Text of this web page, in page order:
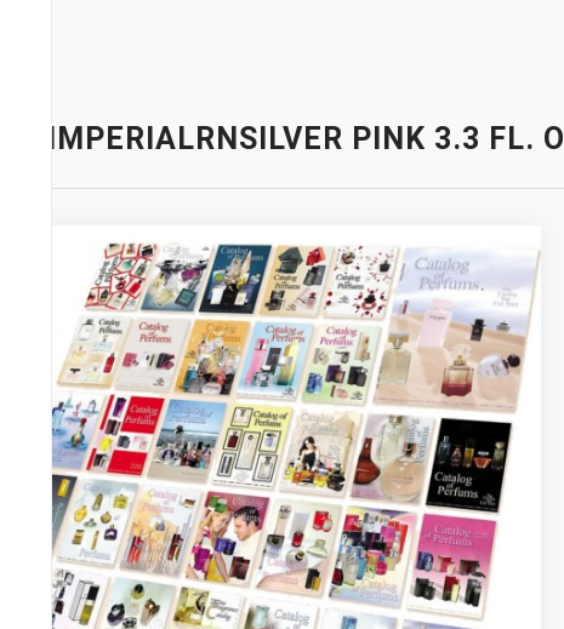
IMPERIALRNSILVER PINK 3.3 FL.